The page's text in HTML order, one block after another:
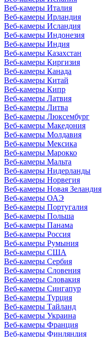
Веб-камеры Италия
Веб-камеры Ирландия
Веб-камеры Исландия
Веб-камеры Индонезия
Веб-камеры Индия
Веб-камеры Казахстан
Веб-камеры Киргизия
Веб-камеры Канада
Веб-камеры Китай
Веб-камеры Кипр
Веб-камеры Латвия
Веб-камеры Литва
Веб-камеры Люксембург
Веб-камеры Македония
Веб-камеры Молдавия
Веб-камеры Мексика
Веб-камеры Марокко
Веб-камеры Мальта
Веб-камеры Нидерланды
Веб-камеры Норвегия
Веб-камеры Новая Зеландия
Веб-камеры ОАЭ
Веб-камеры Португалия
Веб-камеры Польша
Веб-камеры Панама
Веб-камеры Россия
Веб-камеры Румыния
Веб-камеры США
Веб-камеры Сербия
Веб-камеры Словения
Веб-камеры Словакия
Веб-камеры Сингапур
Веб-камеры Турция
Веб-камеры Тайланд
Веб-камеры Украина
Веб-камеры Франция
Веб-камеры Финляндия